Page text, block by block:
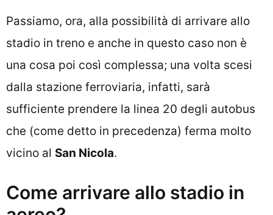
Passiamo, ora, alla possibilità di arrivare allo
stadio in treno e anche in questo caso non è
una cosa poi così complessa; una volta scesi
dalla stazione ferroviaria, infatti, sarà
sufficiente prendere la linea 20 degli autobus
che (come detto in precedenza) ferma molto
vicino al San Nicola.
Come arrivare allo stadio in